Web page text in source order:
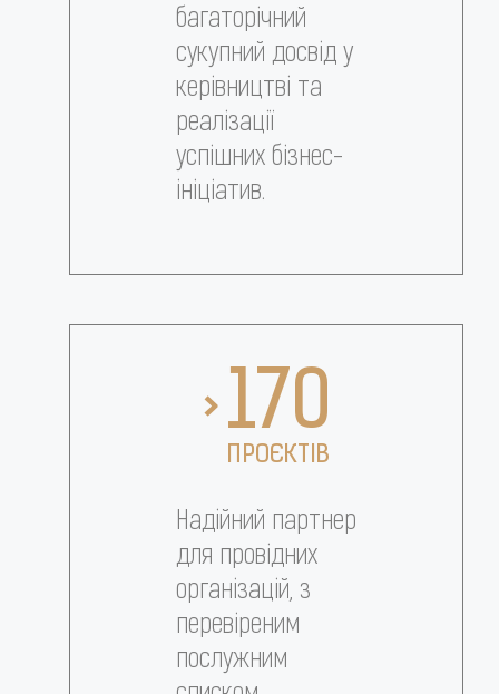
багаторічний
сукупний досвід у
керівництві та
реалізації
успішних бізнес-
ініціатив.
>
ПРОЄКТІВ
170
Надійний партнер
для провідних
організацій, з
перевіреним
послужним